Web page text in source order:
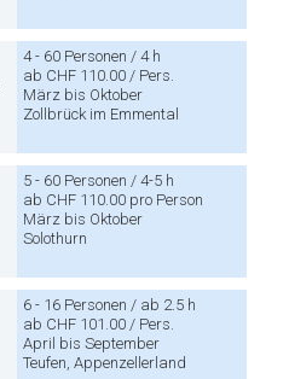
4 - 60 Personen / 4 h
ab CHF 110.00 / Pers.
März bis Oktober
Zollbrück im Emmental
5 - 60 Personen / 4-5 h
ab CHF 110.00 pro Person
März bis Oktober
Solothurn
6 - 16 Personen / ab 2.5 h
ab CHF 101.00 / Pers.
April bis September
Teufen, Appenzellerland